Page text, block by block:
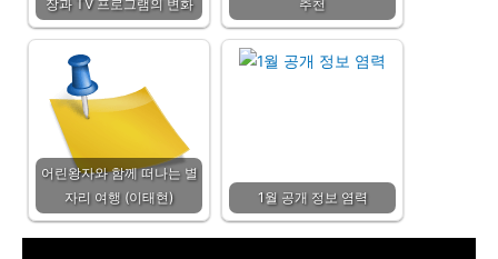
장과 TV 프로그램의 변화
추천
어린왕자와 함께 떠나는 별
자리 여행 (이태현)
1월 공개 정보 염력